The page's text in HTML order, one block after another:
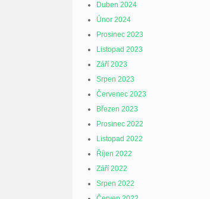
Duben 2024
Únor 2024
Prosinec 2023
Listopad 2023
Září 2023
Srpen 2023
Červenec 2023
Březen 2023
Prosinec 2022
Listopad 2022
Říjen 2022
Září 2022
Srpen 2022